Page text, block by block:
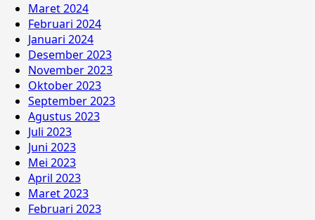
Maret 2024
Februari 2024
Januari 2024
Desember 2023
November 2023
Oktober 2023
September 2023
Agustus 2023
Juli 2023
Juni 2023
Mei 2023
April 2023
Maret 2023
Februari 2023